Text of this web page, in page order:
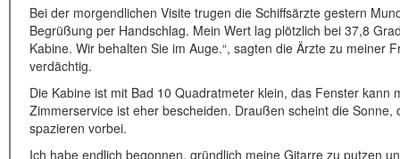
Bei der morgendlichen Visite trugen die Schiffsärzte gestern
Begrüßung per Handschlag. Mein Wert lag plötzlich bei 37,8
Kabine. Wir behalten Sie im Auge.“, sagten die Ärzte zu meiner
verdächtig.
Die Kabine ist mit Bad 10 Quadratmeter klein, das Fenster kann
Zimmerservice ist eher bescheiden. Draußen scheint die
spazieren vorbei.
Ich habe endlich begonnen, gründlich meine Gitarre zu putzen